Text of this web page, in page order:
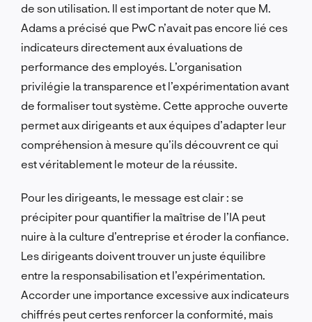
de son utilisation. Il est important de noter que M.
Adams a précisé que PwC n’avait pas encore lié ces
indicateurs directement aux évaluations de
performance des employés. L’organisation
privilégie la transparence et l’expérimentation avant
de formaliser tout système. Cette approche ouverte
permet aux dirigeants et aux équipes d’adapter leur
compréhension à mesure qu’ils découvrent ce qui
est véritablement le moteur de la réussite.
Pour les dirigeants, le message est clair : se
précipiter pour quantifier la maîtrise de l’IA peut
nuire à la culture d’entreprise et éroder la confiance.
Les dirigeants doivent trouver un juste équilibre
entre la responsabilisation et l’expérimentation.
Accorder une importance excessive aux indicateurs
chiffrés peut certes renforcer la conformité, mais